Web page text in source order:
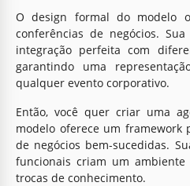
O design formal do modelo
conferências de negócios.
integração perfeita com
garantindo uma
qualquer evento corporativo.
Então, você quer criar uma
modelo oferece um framework
de negócios bem-sucedidas.
funcionais criam um
trocas de conhecimento.